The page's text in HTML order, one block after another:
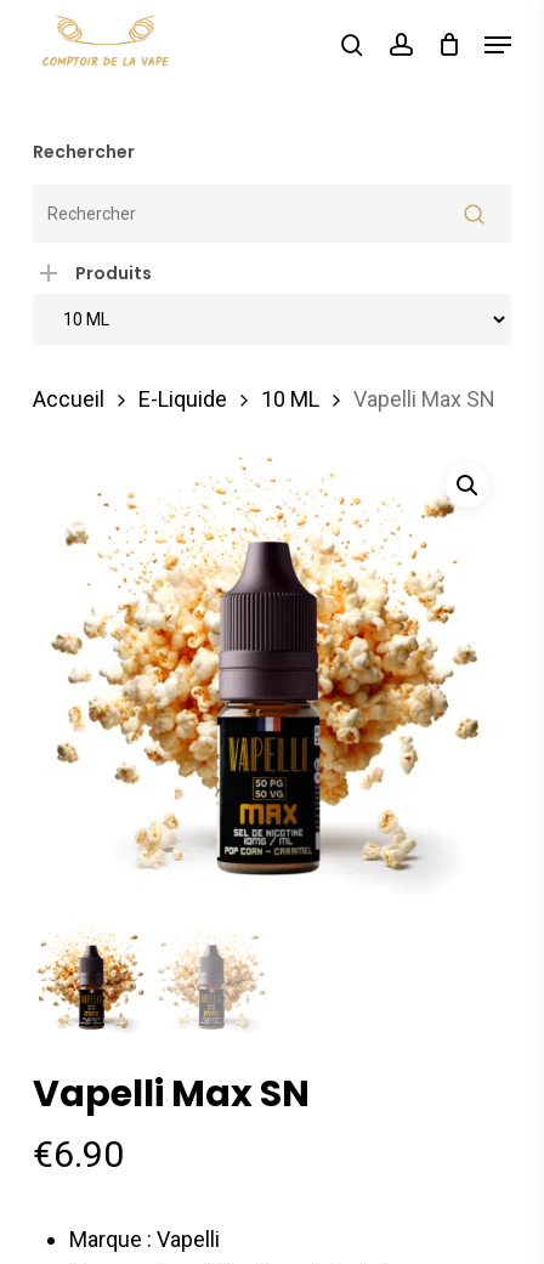
searchaccount
Menu
Rechercher
Produits
Accueil E-Liquide 10 ML Vapelli Max SN
Vapelli Max SN
€6.90
Marque : Vapelli